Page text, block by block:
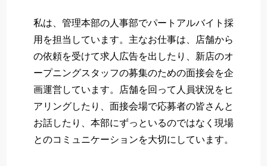
私は、管理本部の人事部でパートアルバイト採
用を担当しています。主なお仕事は、店舗から
の依頼を受けて求人広告を出したり、新店のオ
ープニングスタッフの募集のための面接会を企
画運営しています。店舗を回って人員状況をヒ
アリングしたり、面接会場で応募者の皆さんと
お話したり、本部にずっといるのではなく現場
とのコミュニケーションを大切にしています。